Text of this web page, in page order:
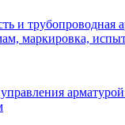
и трубопроводная
маркировка,